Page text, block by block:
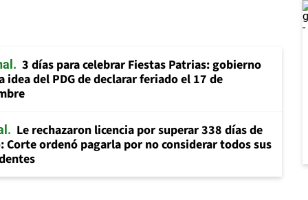
3 días para celebrar Fiestas Patrias: gobierno
idea del PDG de declarar feriado el 17 de
Le rechazaron licencia por superar 338 días de
Corte ordenó pagarla por no considerar todos sus